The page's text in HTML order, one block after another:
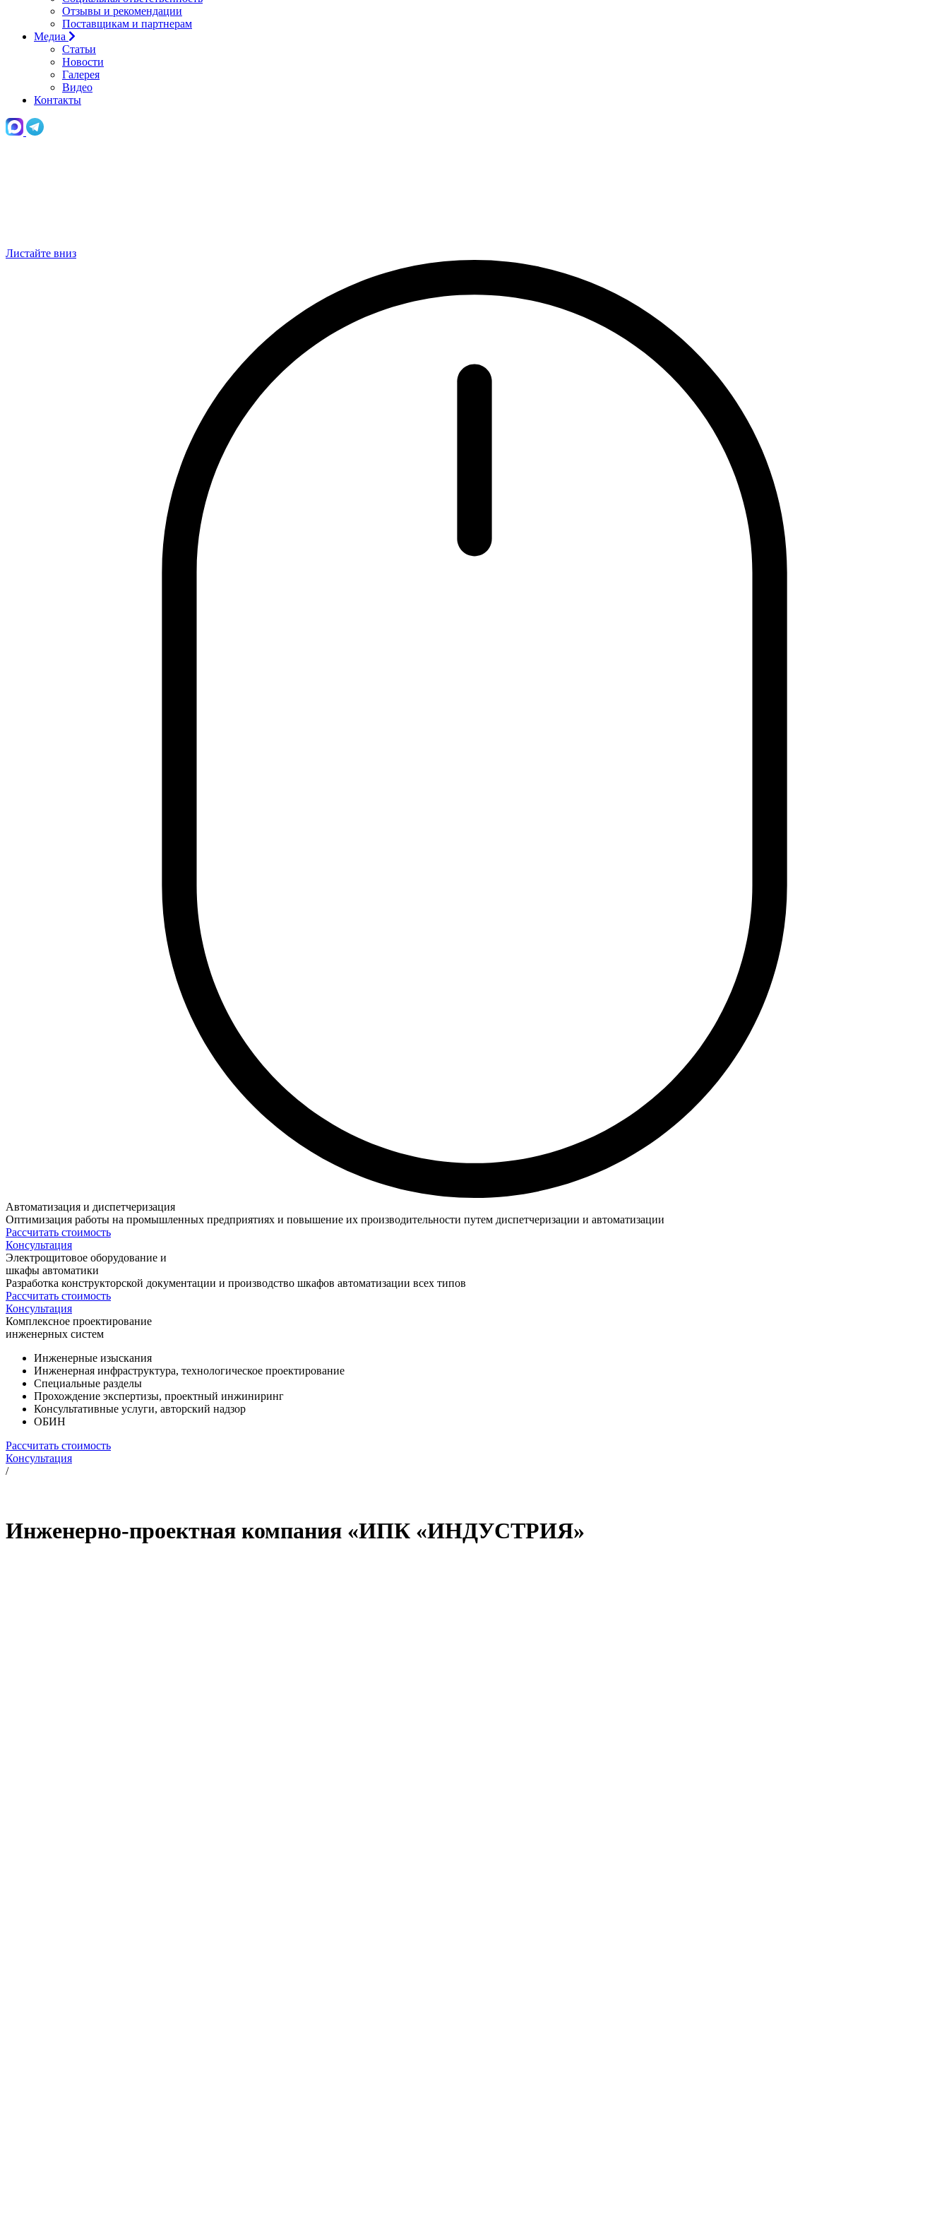
Отзывы и рекомендации
Поставщикам и партнерам
Медиа
Статьи
Новости
Галерея
Видео
Контакты
Листайте вниз
Автоматизация и диспетчеризация
Оптимизация работы на промышленных предприятиях и повышение их производительности путем диспетчеризации и автоматизации
Рассчитать стоимость
Консультация
Электрощитовое оборудование и
шкафы автоматики
Разработка конструкторской документации и производство шкафов автоматизации всех типов
Рассчитать стоимость
Консультация
Комплексное проектирование
инженерных систем
Инженерные изыскания
Инженерная инфраструктура, технологическое проектирование
Специальные разделы
Прохождение экспертизы, проектный инжиниринг
Консультативные услуги, авторский надзор
ОБИН
Рассчитать стоимость
Консультация
/
Инженерно-проектная компания «ИПК «ИНДУСТРИЯ»